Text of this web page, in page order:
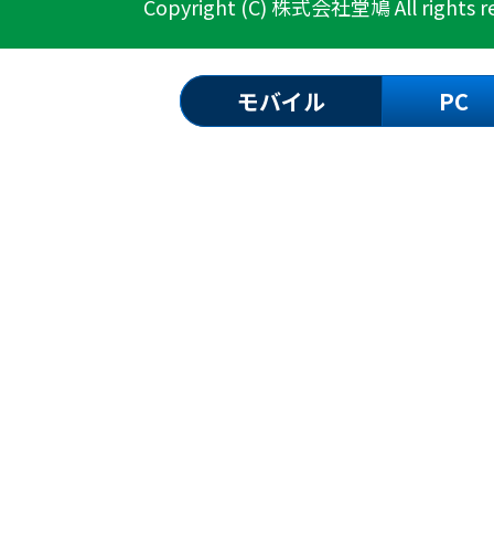
Copyright (C) 株式会社堂鳩 All rights
モバイル PC